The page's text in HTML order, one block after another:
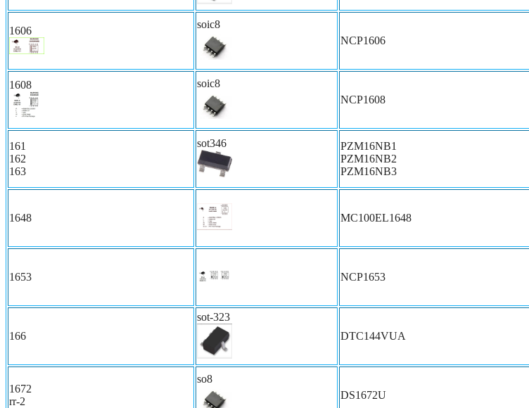
1606
soic8
NCP1606
1608
soic8
NCP1608
161
162
163
sot346
PZM16NB1
PZM16NB2
PZM16NB3
1648 MC100EL1648
1653 NCP1653
166
sot-323
DTC144VUA
1672
rr-2
so8
DS1672U